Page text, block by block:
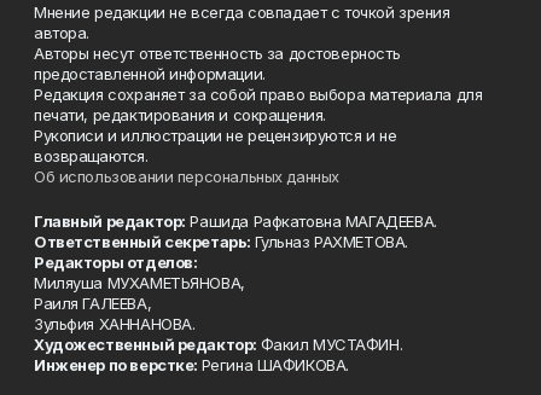
Мнение редакции не всегда совпадает с точкой зрения
автора.
Авторы несут ответственность за достоверность
предоставленной информации.
Редакция сохраняет за собой право выбора материала для
печати, редактирования и сокращения.
Рукописи и иллюстрации не рецензируются и не
возвращаются.
Об использовании персональных данных
Главный редактор: Рашида Рафкатовна МАГАДЕЕВА.
Ответственный секретарь: Гульназ РАХМЕТОВА.
Редакторы отделов:
Миляуша МУХАМЕТЬЯНОВА,
Раиля ГАЛЕЕВА,
Зульфия ХАННАНОВА.
Художественный редактор: Факил МУСТАФИН.
Инженер по верстке: Регина ШАФИКОВА.